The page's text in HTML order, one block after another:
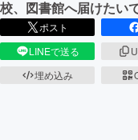
校、図書館へ届けたいで
ポスト
LINEで送る
埋め込み